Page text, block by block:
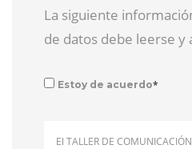
La siguiente
de datos debe leerse y
Estoy de acuerdo*
El TALLER DE